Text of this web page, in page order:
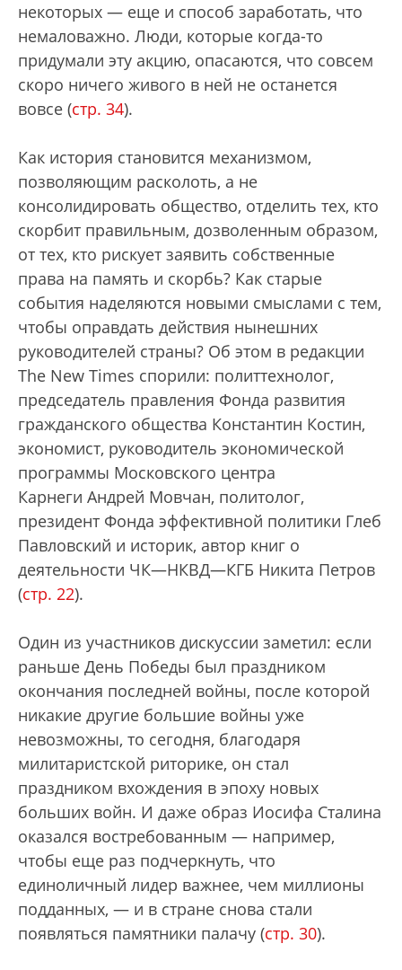
некоторых — еще и способ заработать, что
немаловажно. Люди, которые когда-то
придумали эту акцию, опасаются, что совсем
скоро ничего живого в ней не останется
вовсе (стр. 34).
Как история становится механизмом,
позволяющим расколоть, а не
консолидировать общество, отделить тех, кто
скорбит правильным, дозволенным образом,
от тех, кто рискует заявить собственные
права на память и скорбь? Как старые
события наделяются новыми смыслами с тем,
чтобы оправдать действия нынешних
руководителей страны? Об этом в редакции
The New Times спорили: политтехнолог,
председатель правления Фонда развития
гражданского общества Константин Костин,
экономист, руководитель экономической
программы Московского центра
Карнеги Андрей Мовчан, политолог,
президент Фонда эффективной политики Глеб
Павловский и историк, автор книг о
деятельности ЧК—НКВД—КГБ Никита Петров
(стр. 22).
Один из участников дискуссии заметил: если
раньше День Победы был праздником
окончания последней войны, после которой
никакие другие большие войны уже
невозможны, то сегодня, благодаря
милитаристской риторике, он стал
праздником вхождения в эпоху новых
больших войн. И даже образ Иосифа Сталина
оказался востребованным — например,
чтобы еще раз подчеркнуть, что
единоличный лидер важнее, чем миллионы
подданных, — и в стране снова стали
появляться памятники палачу (стр. 30).